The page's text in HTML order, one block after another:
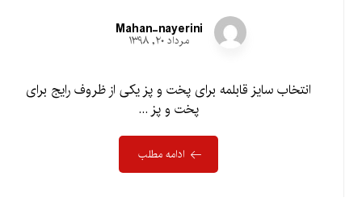
Mahan-nayerini
مرداد ۲۰, ۱۳۹۸
انتخاب سایز قابلمه برای پخت و پز یکی از ظروف رایج برای
پخت و پز ...
ادامه مطلب